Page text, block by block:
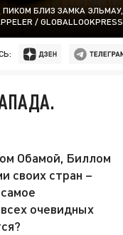
БЛИЗ ЗАМКА ЭЛЬМАУ,
/ GLOBALLOOKPRESS
Обамой, Биллом
своих стран –
очевидных